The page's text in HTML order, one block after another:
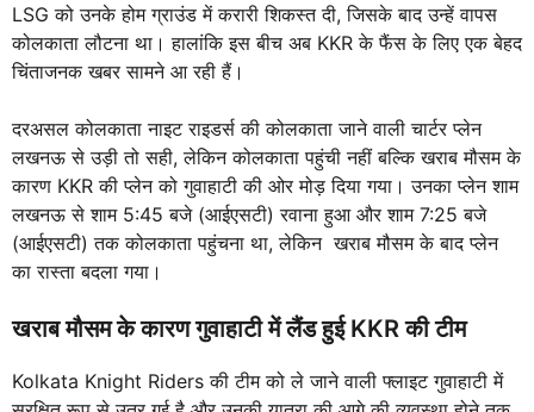
LSG को उनके होम ग्राउंड में करारी शिकस्त दी, जिसके बाद उन्हें वापस
कोलकाता लौटना था। हालांकि इस बीच अब KKR के फैंस के लिए एक बेहद
चिंताजनक खबर सामने आ रही हैं।
दरअसल कोलकाता नाइट राइडर्स की कोलकाता जाने वाली चार्टर प्लेन
लखनऊ से उड़ी तो सही, लेकिन कोलकाता पहुंची नहीं बल्कि खराब मौसम के
कारण KKR की प्लेन को गुवाहाटी की ओर मोड़ दिया गया। उनका प्लेन शाम
लखनऊ से शाम 5:45 बजे (आईएसटी) रवाना हुआ और शाम 7:25 बजे
(आईएसटी) तक कोलकाता पहुंचना था, लेकिन खराब मौसम के बाद प्लेन
का रास्ता बदला गया।
खराब मौसम के कारण गुवाहाटी में लैंड हुई KKR की टीम
Kolkata Knight Riders की टीम को ले जाने वाली फ्लाइट गुवाहाटी में